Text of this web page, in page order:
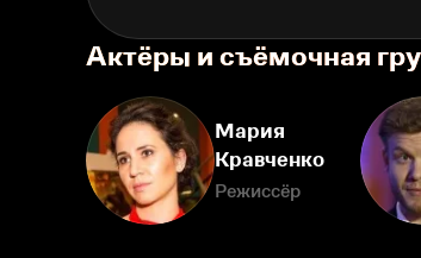
Актёры и съёмочная
Мария
Кравченко
Режиссёр